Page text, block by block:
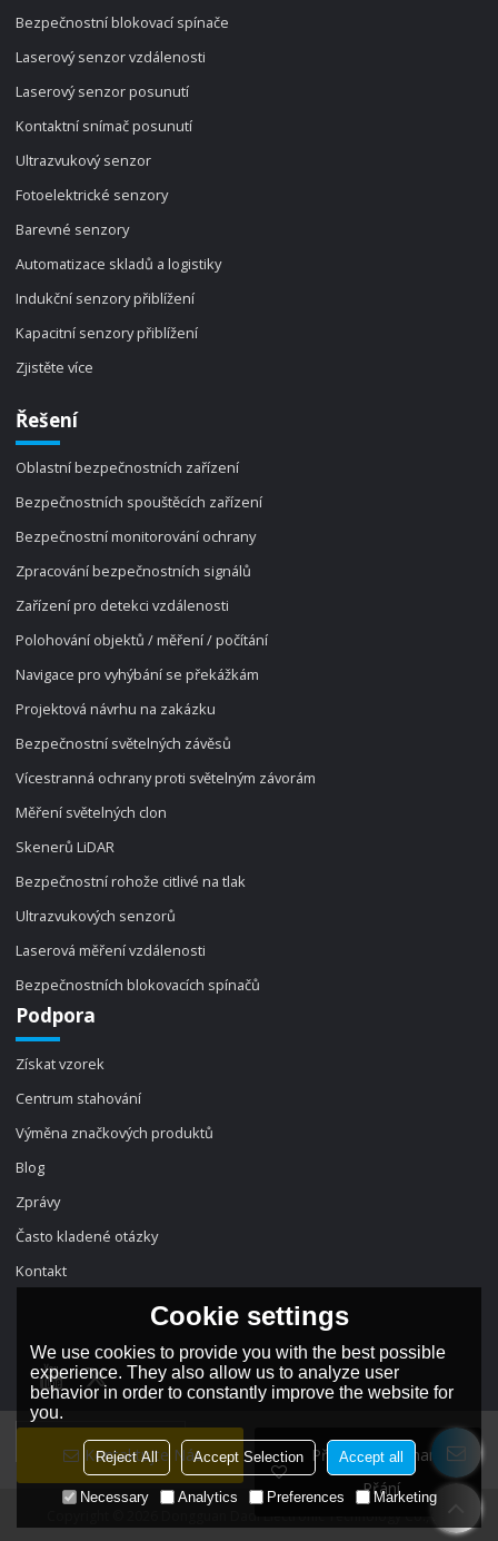
Kontaktujte Nás
Přidat Do Seznamu
Přání
Bezpečnostní blokovací spínače
Laserový senzor vzdálenosti
Laserový senzor posunutí
Kontaktní snímač posunutí
Ultrazvukový senzor
Fotoelektrické senzory
Barevné senzory
Automatizace skladů a logistiky
Indukční senzory přiblížení
Kapacitní senzory přiblížení
Zjistěte více
Řešení
Oblastní bezpečnostních zařízení
Bezpečnostních spouštěcích zařízení
Bezpečnostní monitorování ochrany
Zpracování bezpečnostních signálů
Zařízení pro detekci vzdálenosti
Polohování objektů / měření / počítání
Navigace pro vyhýbání se překážkám
Projektová návrhu na zakázku
Bezpečnostní světelných závěsů
Vícestranná ochrany proti světelným závorám
Měření světelných clon
Skenerů LiDAR
Bezpečnostní rohože citlivé na tlak
Ultrazvukových senzorů
Laserová měření vzdálenosti
Bezpečnostních blokovacích spínačů
Podpora
Získat vzorek
Centrum stahování
Výměna značkových produktů
Blog
Zprávy
Často kladené otázky
Kontakt
český
Dongguan Dadi Electronic Technology Co., Ltd
Cookie settings
We use cookies to provide you with the best possible
experience. They also allow us to analyze user
behavior in order to constantly improve the website for
you.
Reject All Accept Selection Accept all
Necessary Analytics Preferences Marketing